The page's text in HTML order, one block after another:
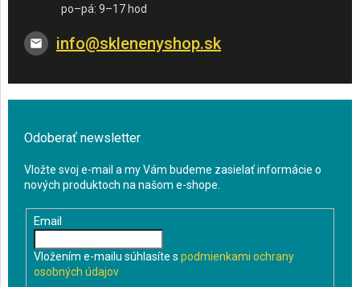
info@sklenenyshop.sk
Odoberať newsletter
Vložte svoj e-mail a my Vám budeme zasielať informácie o
nových produktoch na našom e-shope.
Email
Vložením e-mailu súhlasíte s podmienkami ochrany
osobných údajov